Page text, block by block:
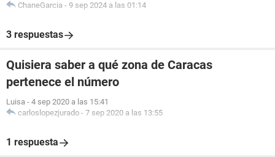
ChaneGarcia - 9 sep 2024 a las 01:14
3 respuestas
Quisiera saber a qué zona de Caracas
pertenece el número
Luisa - 4 sep 2020 a las 15:41
carloslopezjurado - 7 sep 2020 a las 13:55
1 respuesta